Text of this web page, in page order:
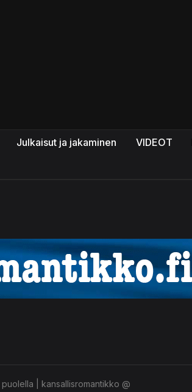
Julkaisut ja jakaminen VIDEOT
| kansallisromantikko @